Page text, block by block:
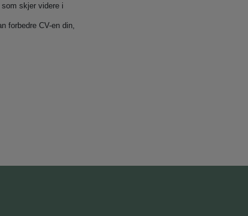
skjer videre i
forbedre CV-en din,